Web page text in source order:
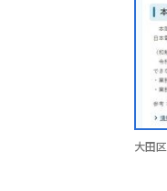
大田